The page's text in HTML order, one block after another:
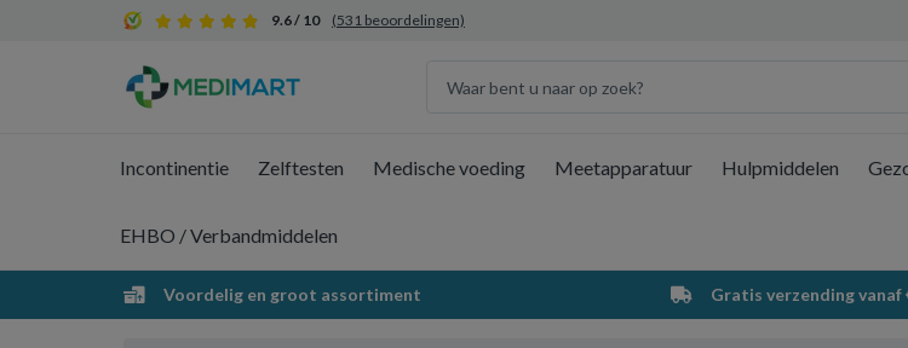
9.6 / 10 (531 beoordelingen)
Incontinentie Zelftesten Medische voeding Meetapparatuur Hulpmiddelen
EHBO / Verbandmiddelen
Voordelig en groot assortiment Gratis verzending vanaf